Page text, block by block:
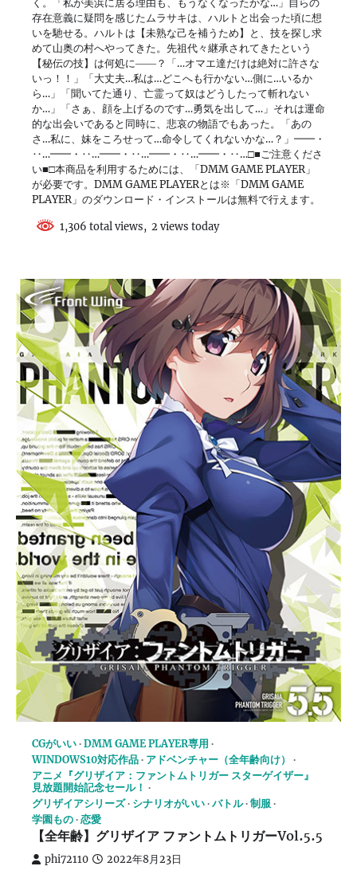
く。「私が美浜に居る理由も、もうなくなったかな…」自らの
存在意義に疑問を感じたムラサキは、ハルトと出会った頃に想
いを馳せる。ハルトは【未熟な己を補うため】と、技を探し求
めて山奥の村へやってきた。先祖代々継承されてきたという
【秘伝の技】は何処に――？「…オマエ達だけは絶対に許さな
いっ！！」「大丈夫…私は…どこへも行かない…側に…いるか
ら…」「聞いてた通り、亡霊って奴はどうしたって斬れない
か…」「さぁ、顔を上げるのです…勇気を出して…」それは運命
的な出会いであると同時に、悲哀の物語でもあった。「あの
さ…私に、妹をころせって…命令してくれないかな…？」━━・
‥…━━・‥…━━・‥…━━・‥…━━・‥…□■ご注意くださ
い■□本商品を利用するためには、「DMM GAME PLAYER」
が必要です。DMM GAME PLAYERとは※「DMM GAME
PLAYER」のダウンロード・インストールは無料で行えます。
1,306 total views, 2 views today
CGがいい DMM GAME PLAYER専用
WINDOWS10対応作品
アドベンチャー（全年齢向け）
アニメ『グリザイア：ファントムトリガー スターゲイザー』
見放題開始記念セール！
グリザイアシリーズ
シナリオがいい バトル 制服
学園もの 恋愛
【全年齢】グリザイア ファントムトリガーVol.5.5
phi72110 2022年8月23日